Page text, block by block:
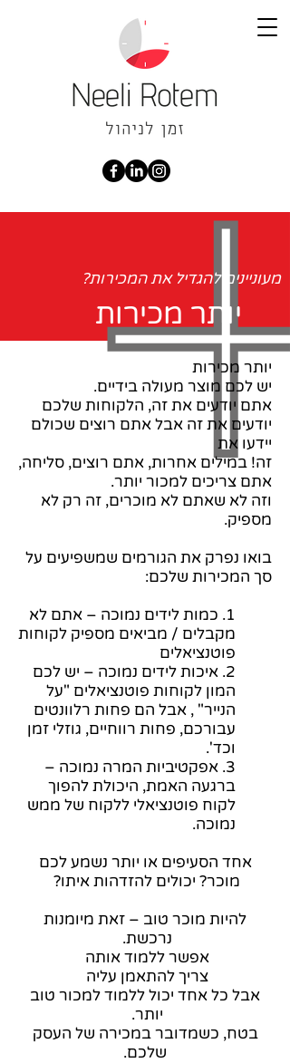
מעוניינים להגדיל את המכירות?
יותר מכירות
יותר מכירות
יש לכם מוצר מעולה בידיים.
אתם יודעים את זה, הלקוחות שלכם
יודעים את זה אבל אתם רוצים שכולם
יידעו את
זה! במילים אחרות, אתם רוצים, סליחה,
אתם צריכים למכור יותר.
וזה לא שאתם לא מוכרים, זה רק לא
מספיק.
בואו נפרק את הגורמים שמשפיעים על
סך המכירות שלכם:
1. כמות לידים נמוכה – אתם לא
מקבלים / מביאים מספיק לקוחות
פוטנציאלים
2. איכות לידים נמוכה – יש לכם
המון לקוחות פוטנציאלים "על
הנייר" , אבל הם פחות רלוונטים
עבורכם, פחות רווחיים, גוזלי זמן
וכד'.
3. אפקטיביות המרה נמוכה –
ברגעה האמת, היכולת להפוך
לקוח פוטנציאלי ללקוח של ממש
נמוכה.
אחד הסעיפים או יותר נשמע לכם
מוכר? יכולים להזדהות איתו?
להיות מוכר טוב – זאת מיומנות
נרכשת.
אפשר ללמוד אותה
צריך להתאמן עליה
אבל כל אחד יכול ללמוד למכור טוב
יותר.
בטח, כשמדובר במכירה של העסק
שלכם.